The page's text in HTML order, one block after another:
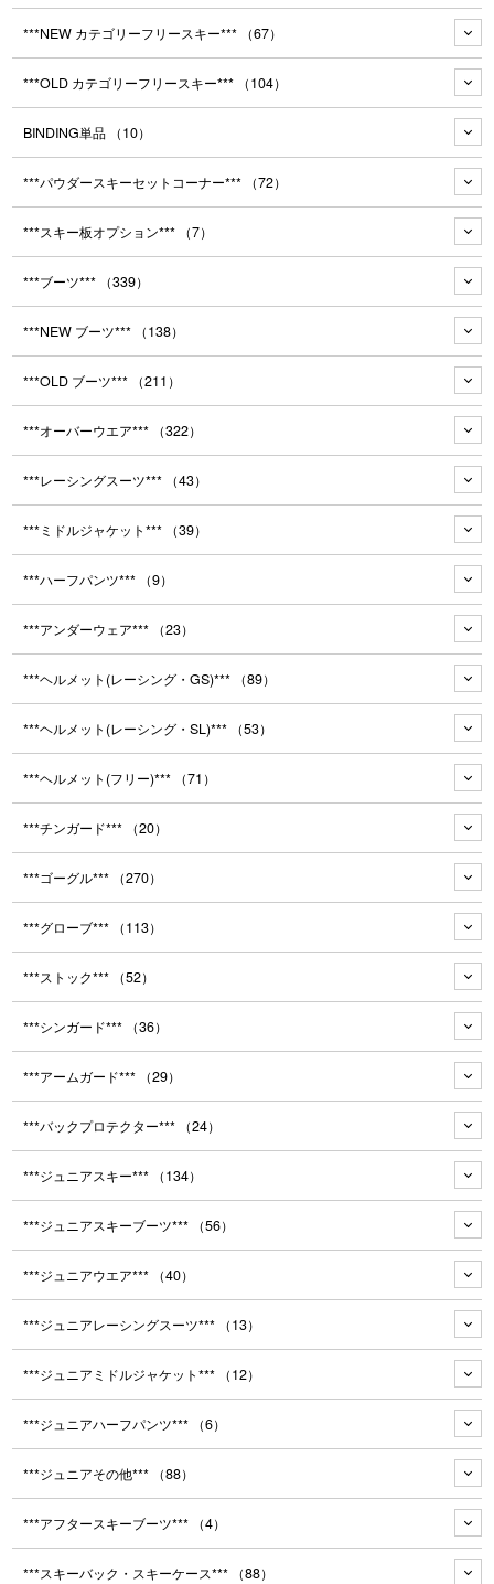
***NEW カテゴリーフリースキー*** （67）
***OLD カテゴリーフリースキー*** （104）
BINDING単品 （10）
***パウダースキーセットコーナー*** （72）
***スキー板オプション*** （7）
***ブーツ*** （339）
***NEW ブーツ*** （138）
***OLD ブーツ*** （211）
***オーバーウエア*** （322）
***レーシングスーツ*** （43）
***ミドルジャケット*** （39）
***ハーフパンツ*** （9）
***アンダーウェア*** （23）
***ヘルメット(レーシング・GS)*** （89）
***ヘルメット(レーシング・SL)*** （53）
***ヘルメット(フリー)*** （71）
***チンガード*** （20）
***ゴーグル*** （270）
***グローブ*** （113）
***ストック*** （52）
***シンガード*** （36）
***アームガード*** （29）
***バックプロテクター*** （24）
***ジュニアスキー*** （134）
***ジュニアスキーブーツ*** （56）
***ジュニアウエア*** （40）
***ジュニアレーシングスーツ*** （13）
***ジュニアミドルジャケット*** （12）
***ジュニアハーフパンツ*** （6）
***ジュニアその他*** （88）
***アフタースキーブーツ*** （4）
***スキーバック・スキーケース*** （88）